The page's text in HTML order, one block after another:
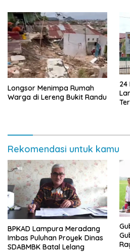
Longsor Menimpa Rumah
Warga di Lereng Bukit Randu
Rekomendasi untuk kamu
BPKAD Lampura Meradang
Imbas Puluhan Proyek Dinas
SDABMBK Batal Lelang